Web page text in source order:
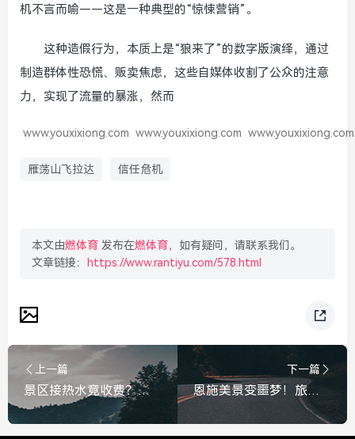
机不言而喻——这是一种典型的“惊悚营销”。
这种造假行为，本质上是“狼来了”的数字版演绎，通过
制造群体性恐慌、贩卖焦虑，这些自媒体收割了公众的注意
力，实现了流量的暴涨，然而
www.youxixiong.com www.youxixiong.com www.youxixiong.com
雁荡山飞拉达 信任危机
本文由燃体育 发布在燃体育，如有疑问，请联系我们。
文章链接：
https://www.rantiyu.com/578.html
上一篇
景区接热水竟收费？工作人员回应，水是成本，不是福利，景区热水收费引争议，工作人员回应，水是成本，不是福利
下一篇
恩施美景变噩梦！旅游客车侧翻致1死3伤，安全警钟再次敲响，恩施旅游客车侧翻致1死3伤，安全警钟再次敲响